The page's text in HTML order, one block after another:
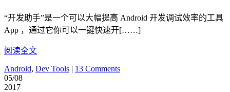
“开发助手”是一个可以大幅提高 Android 开发调试效率的工具
App ，通过它你可以一键快速开[……]
阅读全文
Android, Dev Tools | 13 Comments
05/08
2017